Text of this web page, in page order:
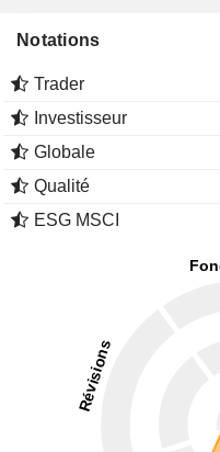
Notations
Trader
Investisseur
Globale
Qualité
ESG MSCI